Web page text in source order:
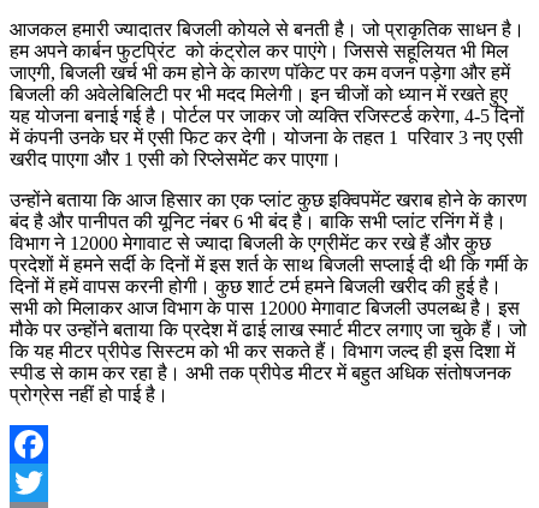
आजकल हमारी ज्यादातर बिजली कोयले से बनती है। जो प्राकृतिक साधन है।
हम अपने कार्बन फुटप्रिंट को कंट्रोल कर पाएंगे। जिससे सहूलियत भी मिल
जाएगी, बिजली खर्च भी कम होने के कारण पॉकेट पर कम वजन पड़ेगा और हमें
बिजली की अवेलेबिलिटी पर भी मदद मिलेगी। इन चीजों को ध्यान में रखते हुए
यह योजना बनाई गई है। पोर्टल पर जाकर जो व्यक्ति रजिस्टर्ड करेगा, 4-5 दिनों
में कंपनी उनके घर में एसी फिट कर देगी। योजना के तहत 1 परिवार 3 नए एसी
खरीद पाएगा और 1 एसी को रिप्लेसमेंट कर पाएगा।
उन्होंने बताया कि आज हिसार का एक प्लांट कुछ इक्विपमेंट खराब होने के कारण
बंद है और पानीपत की यूनिट नंबर 6 भी बंद है। बाकि सभी प्लांट रनिंग में है।
विभाग ने 12000 मेगावाट से ज्यादा बिजली के एग्रीमेंट कर रखे हैं और कुछ
प्रदेशों में हमने सर्दी के दिनों में इस शर्त के साथ बिजली सप्लाई दी थी कि गर्मी के
दिनों में हमें वापस करनी होगी। कुछ शार्ट टर्म हमने बिजली खरीद की हुई है।
सभी को मिलाकर आज विभाग के पास 12000 मेगावाट बिजली उपलब्ध है। इस
मौके पर उन्होंने बताया कि प्रदेश में ढाई लाख स्मार्ट मीटर लगाए जा चुके हैं। जो
कि यह मीटर प्रीपेड सिस्टम को भी कर सकते हैं। विभाग जल्द ही इस दिशा में
स्पीड से काम कर रहा है। अभी तक प्रीपेड मीटर में बहुत अधिक संतोषजनक
प्रोग्रेस नहीं हो पाई है।
Facebook